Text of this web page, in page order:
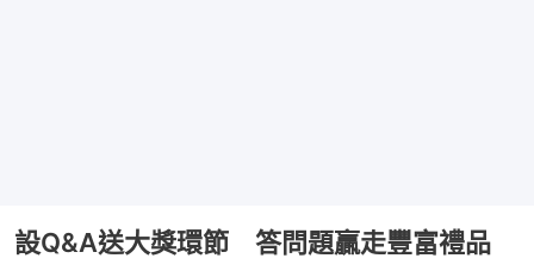
設Q&A送大獎環節 答問題贏走豐富禮品